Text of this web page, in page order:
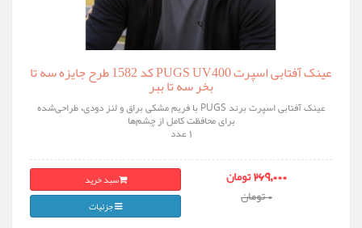
عینک آفتابی اسپرت PUGS UV400 کد 1582 طرح جایزه سه تا
بخر سه تا ببر
عینک آفتابی اسپرت برند PUGS با فریم مشکی براق و لنز دودی، طراحی‌شده
برای محافظت کامل از چشم‌ها
1 عدد
269,000 تومان
0 تومان
سبد خرید
جزئیات